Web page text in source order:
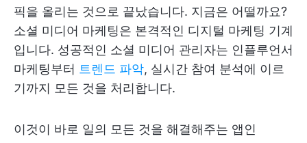
픽을 올리는 것으로 끝났습니다. 지금은 어떨까요?
소셜 미디어 마케팅은 본격적인 디지털 마케팅 기계
입니다. 성공적인 소셜 미디어 관리자는 인플루언서
마케팅부터 트렌드 파악, 실시간 참여 분석에 이르
기까지 모든 것을 처리합니다.
이것이 바로 일의 모든 것을 해결해주는 앱인